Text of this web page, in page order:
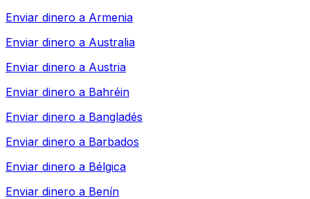
Enviar dinero a Armenia
Enviar dinero a Australia
Enviar dinero a Austria
Enviar dinero a Bahréin
Enviar dinero a Bangladés
Enviar dinero a Barbados
Enviar dinero a Bélgica
Enviar dinero a Benín